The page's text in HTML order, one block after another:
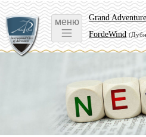
меню Grand
FordeWind